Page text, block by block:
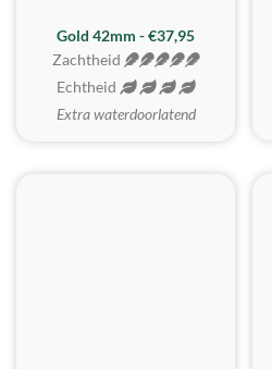
ZACHTSTE
Gold 42mm - €37,95
Zachtheid
Echtheid
Extra waterdoorlatend